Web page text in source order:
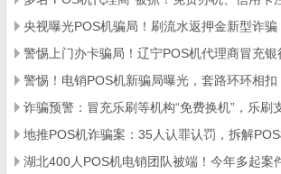
央视曝光POS机骗局！刷流水返押金新型诈
警惕！电销POS机新骗局曝光，套路环环相
诈骗预警：冒充乐刷等机构“免费换机”，乐刷